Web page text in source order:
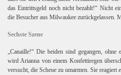
das Eintrittsgeld noch nicht bezahlt!“ Nicht
die Besucher aus Milwaukee zurückgelassen.
Sechste Szene
„Canaille!“ Die beiden sind gegangen,
wird Arianna von einem Konfettiregen
versucht, die Scheue zu umarmen. Sie reagiert